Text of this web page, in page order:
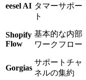
eesel AI タマーサポー
ト
Shopify
Flow
基本的な内部
ワークフロー
Gorgias
サポートチャ
ネルの集約